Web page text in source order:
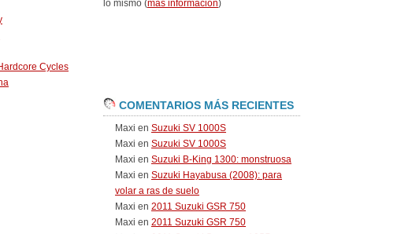
Cycles
lo mismo (más información)
COMENTARIOS MÁS RECIENTES
Maxi en Suzuki SV 1000S
Maxi en Suzuki SV 1000S
Maxi en Suzuki B-King 1300: monstruosa
Maxi en Suzuki Hayabusa (2008): para
volar a ras de suelo
Maxi en 2011 Suzuki GSR 750
Maxi en 2011 Suzuki GSR 750